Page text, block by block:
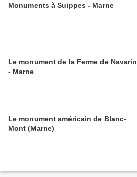
Monuments à Suippes - Marne
Le monument de la Ferme de Navarin
- Marne
Le monument américain de Blanc-
Mont (Marne)